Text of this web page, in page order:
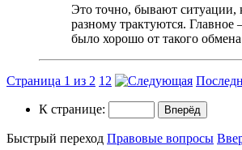
Это точно, бывают ситуации,
разному трактуются.
было хорошо от такого
Страница 1 из 2 1 2
К странице:
Быстрый переход Правовые вопросы